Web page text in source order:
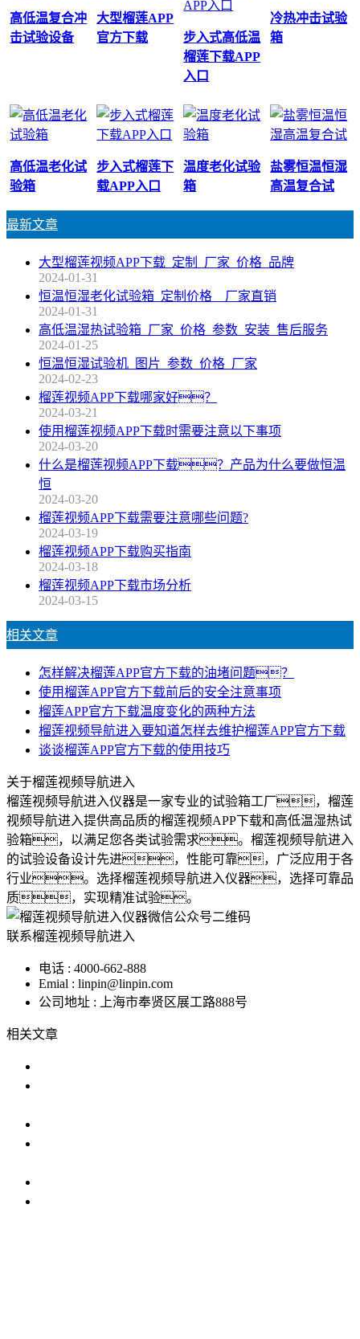
高低温复合冲
击试验设备
大型榴莲APP
官方下载
步入式高低温
榴莲下载APP
入口
冷热冲击试验
箱
高低温老化试
验箱
步入式榴莲下
载APP入口
温度老化试验
箱
盐雾恒温恒湿
高温复合试
最新文章
大型榴莲视频APP下载_定制_厂家_价格_品牌
2024-01-31
恒温恒湿老化试验箱_定制价格__厂家直销
2024-01-31
高低温湿热试验箱_厂家_价格_参数_安装_售后服务
2024-01-25
恒温恒湿试验机_图片_参数_价格_厂家
2024-02-23
榴莲视频APP下载哪家好？
2024-03-21
使用榴莲视频APP下载时需要注意以下事项
2024-03-20
什么是榴莲视频APP下载？产品为什么要做恒温
恒
2024-03-20
榴莲视频APP下载需要注意哪些问题?
2024-03-19
榴莲视频APP下载购买指南
2024-03-18
榴莲视频APP下载市场分析
2024-03-15
相关文章
怎样解决榴莲APP官方下载的油堵问题？
使用榴莲APP官方下载前后的安全注意事项
榴莲APP官方下载温度变化的两种方法
榴莲视频导航进入要知道怎样去维护榴莲APP官方下载
谈谈榴莲APP官方下载的使用技巧
关于榴莲视频导航进入
榴莲视频导航进入仪器是一家专业的试验箱工厂，榴莲
视频导航进入提供高品质的榴莲视频APP下载和高低温湿热试
验箱，以满足您各类试验需求。榴莲视频导航进入
的试验设备设计先进，性能可靠，广泛应用于各
行业。选择榴莲视频导航进入仪器，选择可靠品
质，实现精准试验。
联系榴莲视频导航进入
电话 : 4000-662-888
Emial : linpin@linpin.com
公司地址 : 上海市奉贤区展工路888号
相关文章